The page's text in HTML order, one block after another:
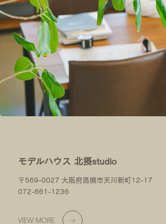
モデルハウス 北摂studio
〒569-0027 大阪府高槻市天川新町12-17
072-661-1236
VIEW MORE